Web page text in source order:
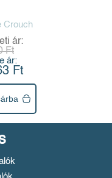
Crouch
ár:
Ft
ár:
Ft